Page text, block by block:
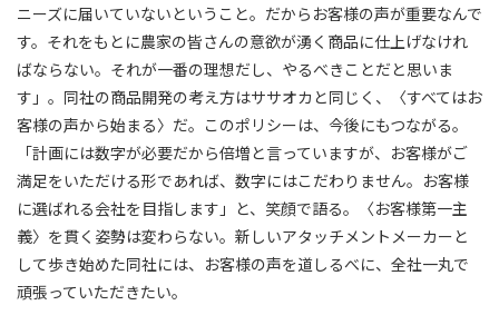
ニーズに届いていないということ。だからお客様の声が重要なんで
す。それをもとに農家の皆さんの意欲が湧く商品に仕上げなけれ
ばならない。それが一番の理想だし、やるべきことだと思いま
す」。同社の商品開発の考え方はササオカと同じく、〈すべてはお
客様の声から始まる〉だ。このポリシーは、今後にもつながる。
「計画には数字が必要だから倍増と言っていますが、お客様がご
満足をいただける形であれば、数字にはこだわりません。お客様
に選ばれる会社を目指します」と、笑顔で語る。〈お客様第一主
義〉を貫く姿勢は変わらない。新しいアタッチメントメーカーと
して歩き始めた同社には、お客様の声を道しるべに、全社一丸で
頑張っていただきたい。